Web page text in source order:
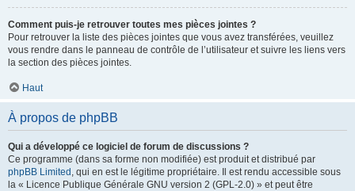
Comment puis-je retrouver toutes mes pièces jointes ?
Pour retrouver la liste des pièces jointes que vous avez transférées, veuillez
vous rendre dans le panneau de contrôle de l’utilisateur et suivre les liens vers
la section des pièces jointes.
Haut
À propos de phpBB
Qui a développé ce logiciel de forum de discussions ?
Ce programme (dans sa forme non modifiée) est produit et distribué par
phpBB Limited , qui en est le légitime propriétaire. Il est rendu accessible sous
la « Licence Publique Générale GNU version 2 (GPL-2.0) » et peut être